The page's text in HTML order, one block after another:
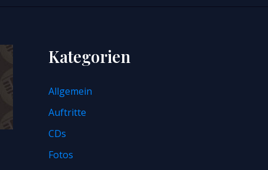
Kategorien
Allgemein
Auftritte
CDs
Fotos